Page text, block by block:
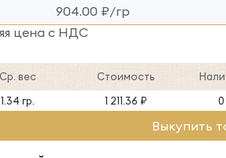
904.00 ₽/гр
цена с НДС
Ср. вес Стоимость
1.34 гр.
1 211.36 ₽ 0
Выкупить